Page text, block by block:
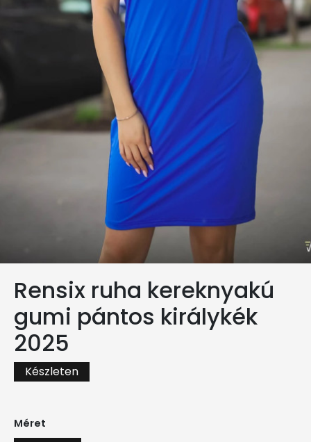
Rensix ruha kereknyakú
gumi pántos királykék
2025
Készleten
Méret